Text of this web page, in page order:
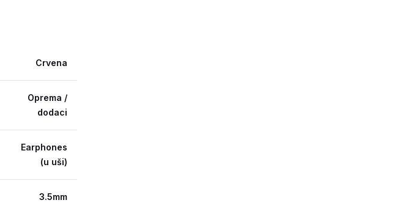
Crvena
Oprema /
dodaci
Earphones
(u uši)
3.5mm